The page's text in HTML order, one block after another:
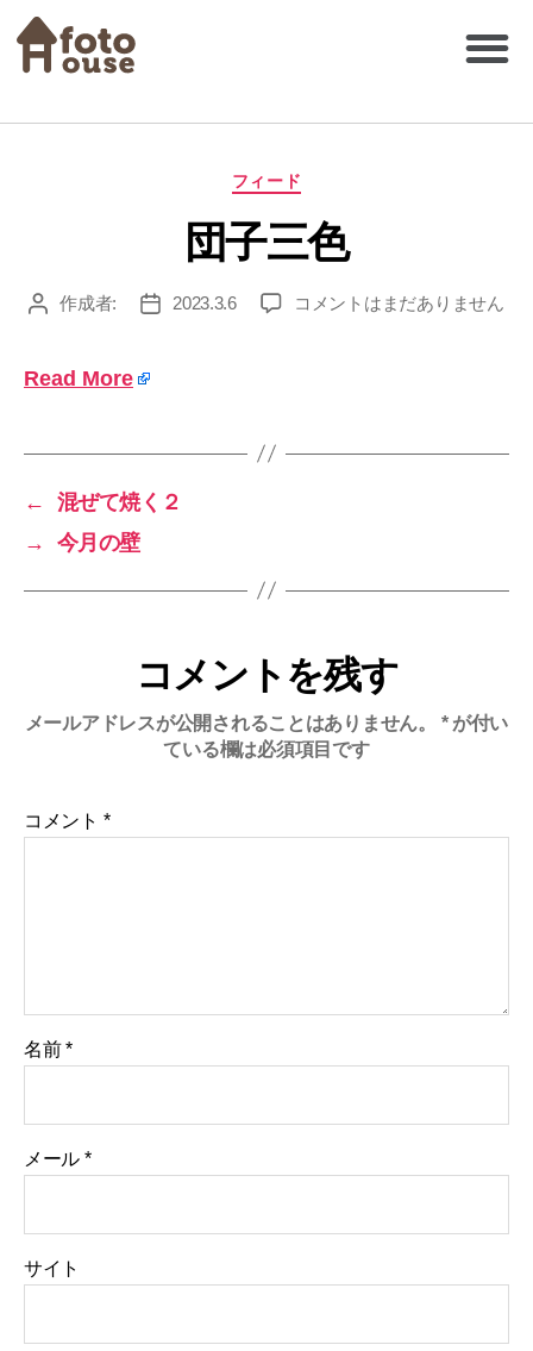
フィード
団子三色
作成者: 2023.3.6 コメントはまだありません
Read More
←
混ぜて焼く２
→
今月の壁
コメントを残す
メールアドレスが公開されることはありません。 *が付い
ている欄は必須項目です
コメント *
名前*
メール *
サイト